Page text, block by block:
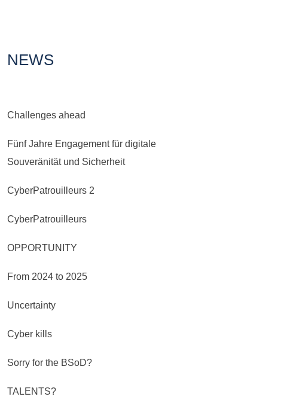
NEWS
Challenges ahead
Fünf Jahre Engagement für digitale
Souveränität und Sicherheit
CyberPatrouilleurs 2
CyberPatrouilleurs
OPPORTUNITY
From 2024 to 2025
Uncertainty
Cyber kills
Sorry for the BSoD?
TALENTS?